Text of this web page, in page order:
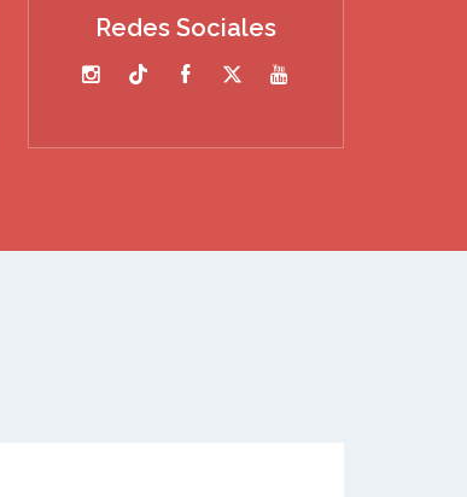
Redes Sociales